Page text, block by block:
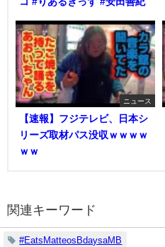
ニュース
【速報】フジテレビ、日本シ
リーズ取材パス没収ｗｗｗｗ
ｗｗ
関連キーワード
#EatsMatteosBdaysaMB